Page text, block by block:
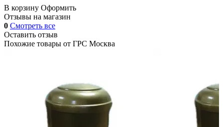
В корзину Оформить
Отзывы на магазин
0 Смотреть все
Оставить отзыв
Похожие товары от ГРС Москва